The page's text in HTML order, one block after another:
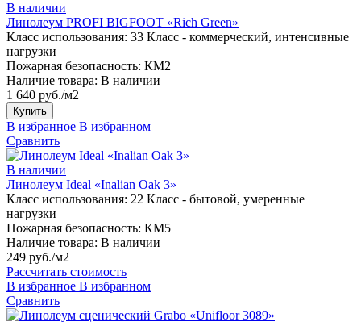
В наличии
Линолеум PROFI BIGFOOT «Rich Green»
Класс использования: 33 Класс - коммерческий, интенсивные
нагрузки
Пожарная безопасность: КМ2
Наличие товара: В наличии
1 640 руб./м2
Купить
В избранное В избранном
Сравнить
В наличии
Линолеум Ideal «Inalian Oak 3»
Класс использования: 22 Класс - бытовой, умеренные
нагрузки
Пожарная безопасность: КМ5
Наличие товара: В наличии
249 руб./м2
Рассчитать стоимость
В избранное В избранном
Сравнить